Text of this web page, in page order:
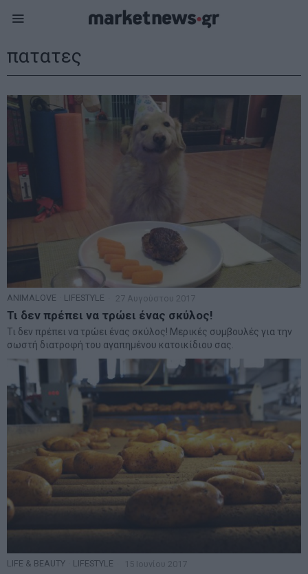
πατατες
ANIMALOVE LIFESTYLE 27 Αυγούστου 2017
Τι δεν πρέπει να τρώει ένας σκύλος!
Τι δεν πρέπει να τρώει ένας σκύλος! Μερικές συμβουλές για την
σωστή διατροφή του αγαπημένου κατοικίδιου σας.
LIFE & BEAUTY LIFESTYLE 15 Ιουνίου 2017